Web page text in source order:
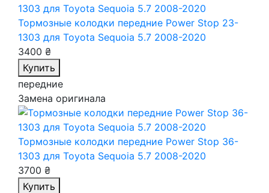
Тормозные колодки передние Power Stop 23-
1303 для Toyota Sequoia 5.7 2008-2020
3400 ₴
Купить
передние
Замена оригинала
Тормозные колодки передние Power Stop 36-
1303 для Toyota Sequoia 5.7 2008-2020
3700 ₴
Купить